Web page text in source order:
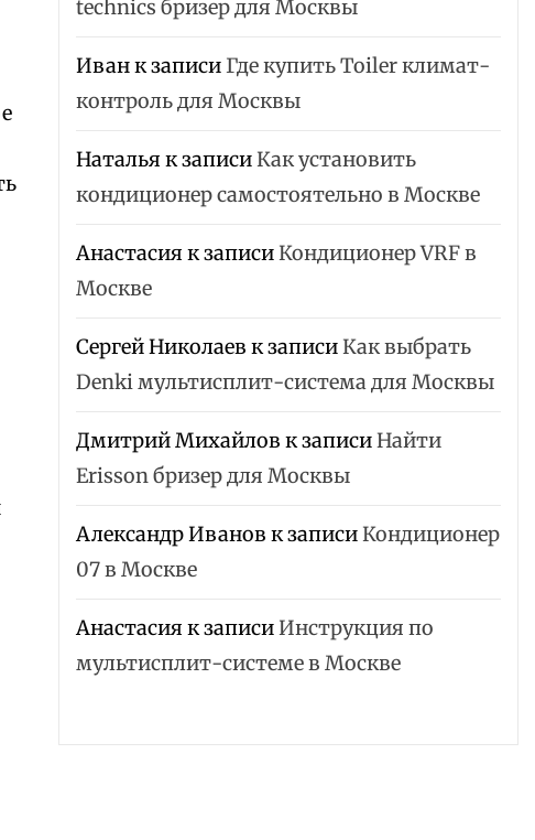
technics бризер для Москвы
Иванк записиГде купить Toiler климат-
контроль для Москвы
Наталья к записиКак установить
кондиционер самостоятельно в Москве
Анастасия к записиКондиционер VRF в
Москве
Сергей Николаев к записиКак выбрать
Denki мультисплит-система для Москвы
Дмитрий Михайлов к записиНайти
Erisson бризер для Москвы
Александр Иванов к записиКондиционер
07 в Москве
Анастасия к записиИнструкция по
мультисплит-системе в Москве